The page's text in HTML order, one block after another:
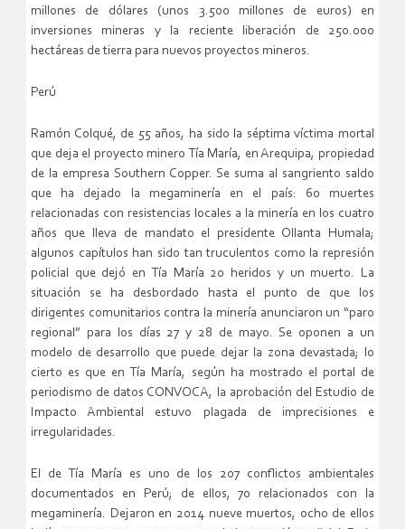
millones de dólares (unos 3.500 millones de euros) en
inversiones mineras y la reciente liberación de 250.000
hectáreas de tierra para nuevos proyectos mineros.
Perú
Ramón Colqué, de 55 años, ha sido la séptima víctima mortal
que deja el proyecto minero Tía María, en Arequipa, propiedad
de la empresa Southern Copper. Se suma al sangriento saldo
que ha dejado la megaminería en el país: 60 muertes
relacionadas con resistencias locales a la minería en los cuatro
años que lleva de mandato el presidente Ollanta Humala;
algunos capítulos han sido tan truculentos como la represión
policial que dejó en Tía María 20 heridos y un muerto. La
situación se ha desbordado hasta el punto de que los
dirigentes comunitarios contra la minería anunciaron un “paro
regional” para los días 27 y 28 de mayo. Se oponen a un
modelo de desarrollo que puede dejar la zona devastada; lo
cierto es que en Tía María, según ha mostrado el portal de
periodismo de datos CONVOCA, la aprobación del Estudio de
Impacto Ambiental estuvo plagada de imprecisiones e
irregularidades.
El de Tía María es uno de los 207 conflictos ambientales
documentados en Perú; de ellos, 70 relacionados con la
megaminería. Dejaron en 2014 nueve muertos, ocho de ellos